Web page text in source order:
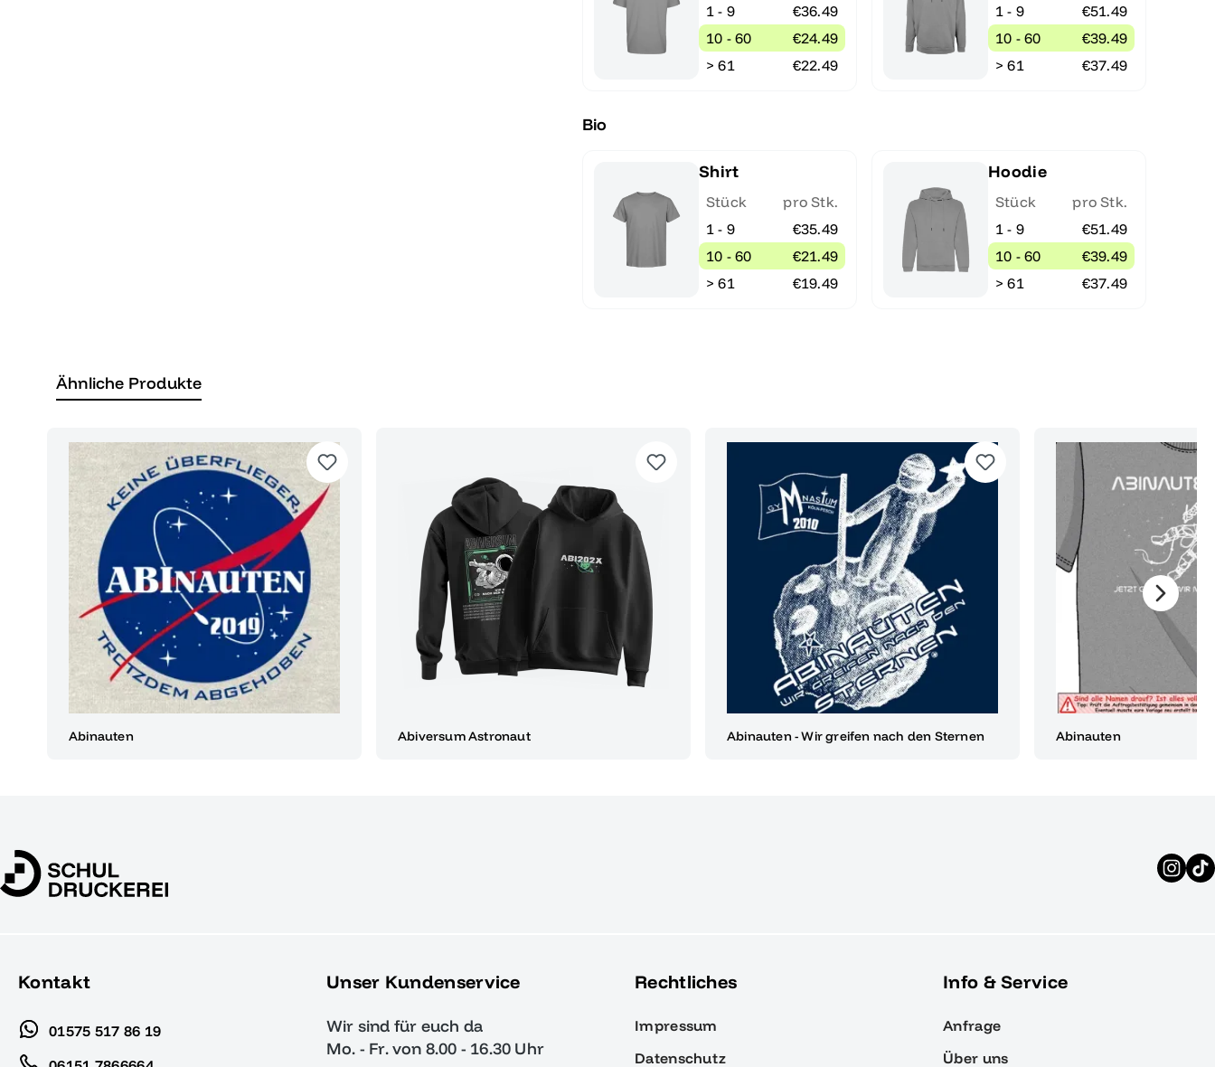
1 - 9
€36.49
10 - 60
€24.49
> 61
€22.49
1 - 9
€51.49
10 - 60
€39.49
> 61
€37.49
Bio
Shirt
Stück
pro Stk.
1 - 9
€35.49
10 - 60
€21.49
> 61
€19.49
Hoodie
Stück
pro Stk.
1 - 9
€51.49
10 - 60
€39.49
> 61
€37.49
Ähnliche Produkte
Abinauten Abiversum Astronaut Abinauten - Wir greifen nach den Sternen Abinauten
Kontakt
01575 517 86 19
Unser Kundenservice
Wir sind für euch da
Mo. - Fr. von 8.00 - 16.30 Uhr
Rechtliches
Impressum
Datenschutz
Info & Service
Anfrage
Über uns